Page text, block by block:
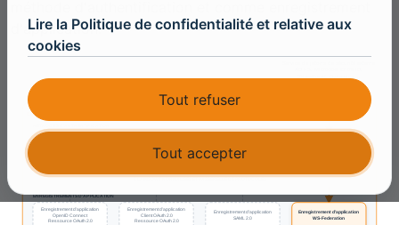
d'application.
Lire la Politique de confidentialité et relative aux
cookies
Tout refuser
Tout accepter